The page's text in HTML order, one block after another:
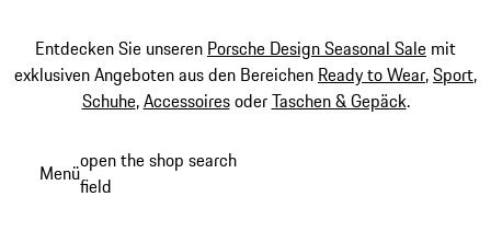
Entdecken Sie unseren Porsche Design Seasonal Sale mit
exklusiven Angeboten aus den Bereichen Ready to Wear,Sport,
Schuhe,AccessoiresoderTaschen & Gepäck.
Hauptinhalt
Menüopen the shop search
field